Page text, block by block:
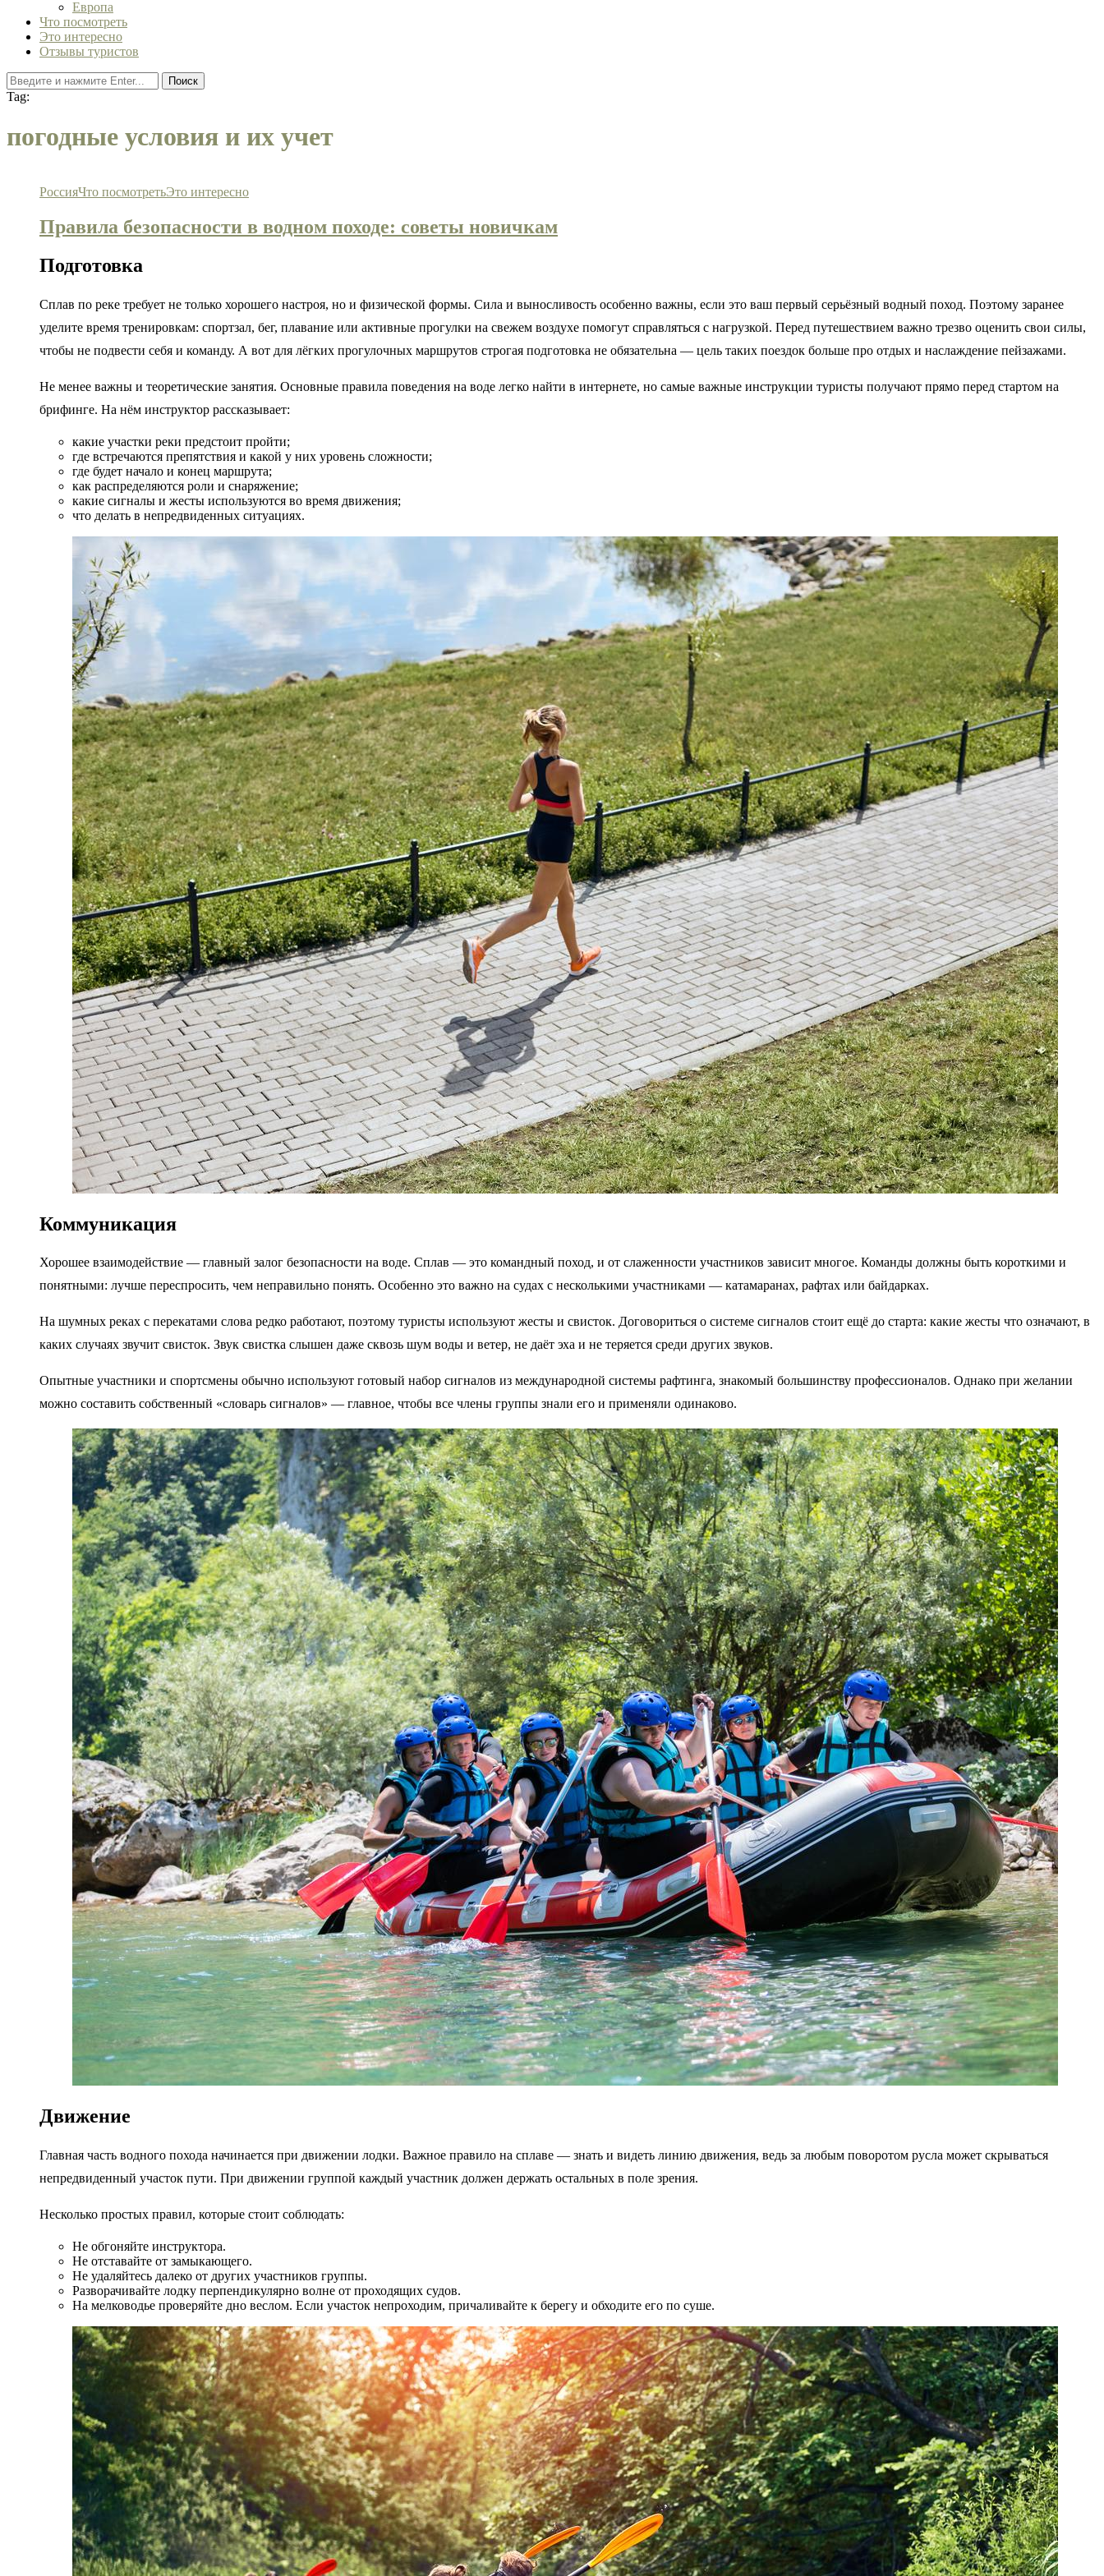
Европа
Что посмотреть
Это интересно
Отзывы туристов
Поиск
Tag:
погодные условия и их учет
РоссияЧто посмотретьЭто интересно
Правила безопасности в водном походе: советы новичкам
Подготовка
Сплав по реке требует не только хорошего настроя, но и физической формы. Сила и выносливость особенно важны, если это ваш первый серьёзный водный поход. Поэтому заранее
уделите время тренировкам: спортзал, бег, плавание или активные прогулки на свежем воздухе помогут справляться с нагрузкой. Перед путешествием важно трезво оценить свои силы,
чтобы не подвести себя и команду. А вот для лёгких прогулочных маршрутов строгая подготовка не обязательна — цель таких поездок больше про отдых и наслаждение пейзажами.
Не менее важны и теоретические занятия. Основные правила поведения на воде легко найти в интернете, но самые важные инструкции туристы получают прямо перед стартом на
брифинге. На нём инструктор рассказывает:
какие участки реки предстоит пройти;
где встречаются препятствия и какой у них уровень сложности;
где будет начало и конец маршрута;
как распределяются роли и снаряжение;
какие сигналы и жесты используются во время движения;
что делать в непредвиденных ситуациях.
Коммуникация
Хорошее взаимодействие — главный залог безопасности на воде. Сплав — это командный поход, и от слаженности участников зависит многое. Команды должны быть короткими и
понятными: лучше переспросить, чем неправильно понять. Особенно это важно на судах с несколькими участниками — катамаранах, рафтах или байдарках.
На шумных реках с перекатами слова редко работают, поэтому туристы используют жесты и свисток. Договориться о системе сигналов стоит ещё до старта: какие жесты что означают, в
каких случаях звучит свисток. Звук свистка слышен даже сквозь шум воды и ветер, не даёт эха и не теряется среди других звуков.
Опытные участники и спортсмены обычно используют готовый набор сигналов из международной системы рафтинга, знакомый большинству профессионалов. Однако при желании
можно составить собственный «словарь сигналов» — главное, чтобы все члены группы знали его и применяли одинаково.
Движение
Главная часть водного похода начинается при движении лодки. Важное правило на сплаве — знать и видеть линию движения, ведь за любым поворотом русла может скрываться
непредвиденный участок пути. При движении группой каждый участник должен держать остальных в поле зрения.
Несколько простых правил, которые стоит соблюдать:
Не обгоняйте инструктора.
Не отставайте от замыкающего.
Не удаляйтесь далеко от других участников группы.
Разворачивайте лодку перпендикулярно волне от проходящих судов.
На мелководье проверяйте дно веслом. Если участок непроходим, причаливайте к берегу и обходите его по суше.